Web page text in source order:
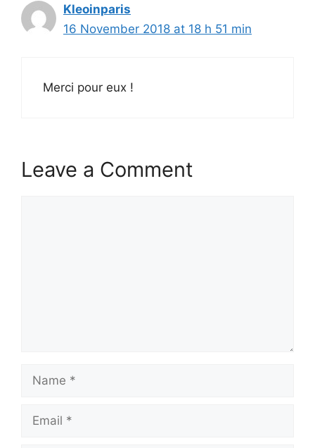
Kleoinparis
16 November 2018 at 18 h 51 min
Merci pour eux !
Leave a Comment